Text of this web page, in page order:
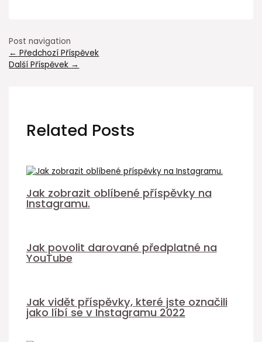
Post navigation
← Předchozí Příspěvek
Další Příspěvek →
Related Posts
Jak zobrazit oblíbené příspěvky na
Instagramu.
Jak povolit darované předplatné na
YouTube
Jak vidět příspěvky, které jste označili
jako líbí se v Instagramu 2022